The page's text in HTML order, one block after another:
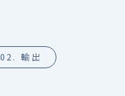
02. 輸出